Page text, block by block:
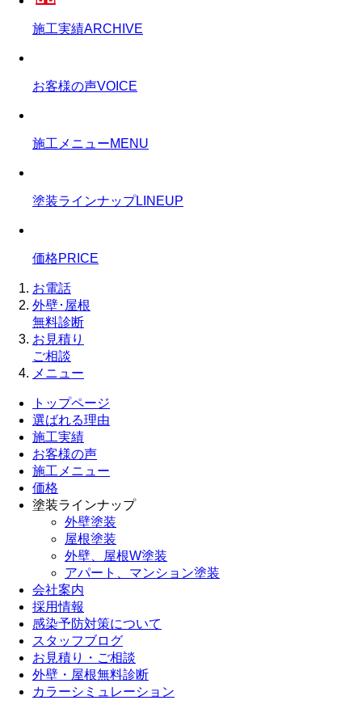
施工実績ARCHIVE
お客様の声VOICE
施工メニューMENU
塗装ラインナップLINEUP
価格PRICE
お電話
外壁･屋根
無料診断
お見積り
ご相談
メニュー
トップページ
選ばれる理由
施工実績
お客様の声
施工メニュー
価格
塗装ラインナップ
外壁塗装
屋根塗装
外壁、屋根W塗装
アパート、マンション塗装
会社案内
採用情報
感染予防対策について
スタッフブログ
お見積り・ご相談
外壁・屋根無料診断
カラーシミュレーション